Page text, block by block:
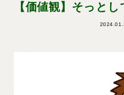
【価値観】そっとし